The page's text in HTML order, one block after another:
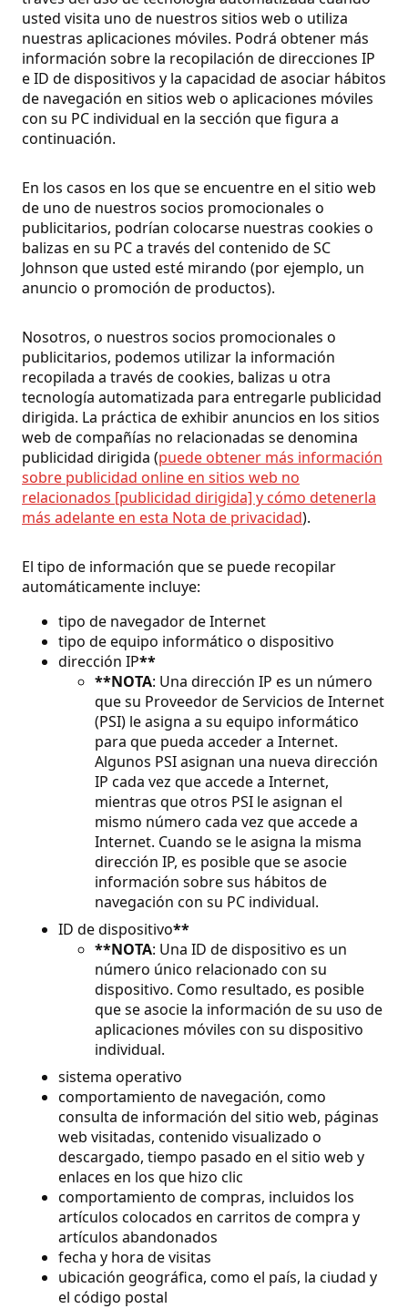
usted visita uno de nuestros sitios web o utiliza
nuestras aplicaciones móviles. Podrá obtener más
información sobre la recopilación de direcciones IP
e ID de dispositivos y la capacidad de asociar hábitos
de navegación en sitios web o aplicaciones móviles
con su PC individual en la sección que figura a
continuación.
En los casos en los que se encuentre en el sitio web
de uno de nuestros socios promocionales o
publicitarios, podrían colocarse nuestras cookies o
balizas en su PC a través del contenido de SC
Johnson que usted esté mirando (por ejemplo, un
anuncio o promoción de productos).
Nosotros, o nuestros socios promocionales o
publicitarios, podemos utilizar la información
recopilada a través de cookies, balizas u otra
tecnología automatizada para entregarle publicidad
dirigida. La práctica de exhibir anuncios en los sitios
web de compañías no relacionadas se denomina
publicidad dirigida (puede obtener más información
sobre publicidad online en sitios web no
relacionados [publicidad dirigida] y cómo detenerla
más adelante en esta Nota de privacidad).
El tipo de información que se puede recopilar
automáticamente incluye:
tipo de navegador de Internet
tipo de equipo informático o dispositivo
dirección IP**
**NOTA: Una dirección IP es un número
que su Proveedor de Servicios de Internet
(PSI) le asigna a su equipo informático
para que pueda acceder a Internet.
Algunos PSI asignan una nueva dirección
IP cada vez que accede a Internet,
mientras que otros PSI le asignan el
mismo número cada vez que accede a
Internet. Cuando se le asigna la misma
dirección IP, es posible que se asocie
información sobre sus hábitos de
navegación con su PC individual.
ID de dispositivo**
**NOTA: Una ID de dispositivo es un
número único relacionado con su
dispositivo. Como resultado, es posible
que se asocie la información de su uso de
aplicaciones móviles con su dispositivo
individual.
sistema operativo
comportamiento de navegación, como
consulta de información del sitio web, páginas
web visitadas, contenido visualizado o
descargado, tiempo pasado en el sitio web y
enlaces en los que hizo clic
comportamiento de compras, incluidos los
artículos colocados en carritos de compra y
artículos abandonados
fecha y hora de visitas
ubicación geográfica, como el país, la ciudad y
el código postal